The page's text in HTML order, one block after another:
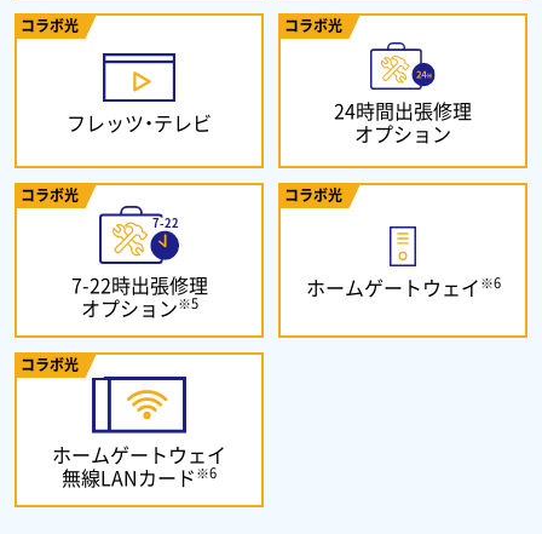
コラボ光
フレッツ・テレビ
コラボ光
24時間出張修理
オプション
コラボ光
7-22時出張修理
オプション※5
コラボ光
ホームゲートウェイ※6
コラボ光
ホームゲートウェイ
無線LANカード※6